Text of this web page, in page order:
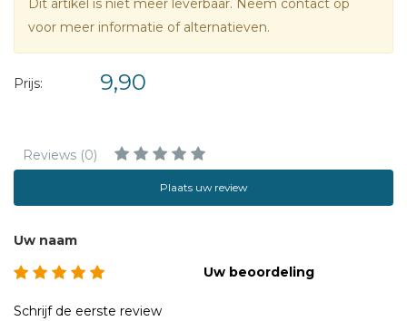
Dit artikel is niet meer leverbaar. Neem contact op
voor meer informatie of alternatieven.
Prijs: 9,90
Reviews (0)
Plaats uw review
Uw naam
Uw beoordeling
Schrijf de eerste review